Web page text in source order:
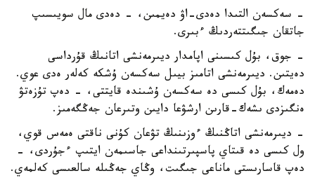
- سەكسەن التىدا دەدى-اۋ دەيمىن، - دەدى مال سويىسىپ
جاتقان جىگىتتەردىڭ ءبىرى.
- جوق، بۇل كىسىنى اپامدار ديىرمەنشى اتانىڭ قۇرداسى
دەيتىن. ديىرمەنشى اتامىز بيىل سەكسەن ۇشكە كەلەر ەدى عوي.
دەمەك، بۇل كىسى دە سەكسەن ۇشىندە قايتتى، - دەپ تۇزەتۋ
ەنگىزدى ىشەك-قارىن ارشۋعا دايىن وتىرعان جەڭگەمىز.
- ديىرمەنشى اتاڭنىڭ ءوزىنىڭ تۋعان كۇنى ناقتى ەمەس قوي،
ول كىسى دە قىتاي پاسپىرتىنداعى جاسىمەن ايتىپ ءجۇردى، -
دەپ قاسارىستى ماناعى جىگىت، وڭاي جەڭىلە سالعىسى كەلمەي.